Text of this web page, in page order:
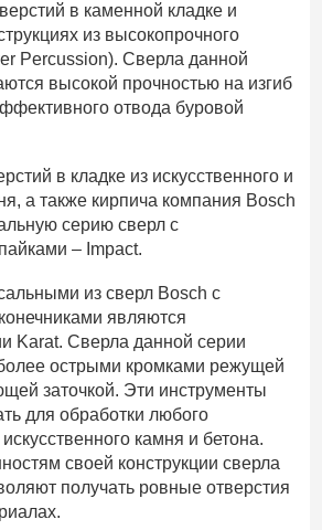
в каменной кладке и
из высокопрочного
Percussion). Сверла данной
высокой прочностью на изгиб
отвода буровой
в кладке из искусственного и
а также кирпича компания Bosch
серию сверл с
– Impact.
из сверл Bosch с
являются
Karat. Сверла данной серии
острыми кромками режущей
заточкой. Эти инструменты
для обработки любого
камня и бетона.
своей конструкции сверла
получать ровные отверстия